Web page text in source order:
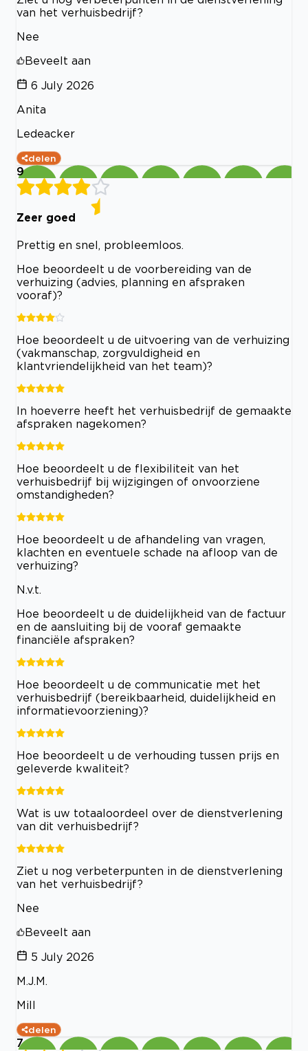
van het verhuisbedrijf?
Nee
Beveelt aan
6 July 2026
Anita
Ledeacker
delen
9
Zeer goed
Prettig en snel, probleemloos.
Hoe beoordeelt u de voorbereiding van de
verhuizing (advies, planning en afspraken
vooraf)?
Hoe beoordeelt u de uitvoering van de verhuizing
(vakmanschap, zorgvuldigheid en
klantvriendelijkheid van het team)?
In hoeverre heeft het verhuisbedrijf de gemaakte
afspraken nagekomen?
Hoe beoordeelt u de flexibiliteit van het
verhuisbedrijf bij wijzigingen of onvoorziene
omstandigheden?
Hoe beoordeelt u de afhandeling van vragen,
klachten en eventuele schade na afloop van de
verhuizing?
N.v.t.
Hoe beoordeelt u de duidelijkheid van de factuur
en de aansluiting bij de vooraf gemaakte
financiële afspraken?
Hoe beoordeelt u de communicatie met het
verhuisbedrijf (bereikbaarheid, duidelijkheid en
informatievoorziening)?
Hoe beoordeelt u de verhouding tussen prijs en
geleverde kwaliteit?
Wat is uw totaaloordeel over de dienstverlening
van dit verhuisbedrijf?
Ziet u nog verbeterpunten in de dienstverlening
van het verhuisbedrijf?
Nee
Beveelt aan
5 July 2026
M.J.M.
Mill
delen
7